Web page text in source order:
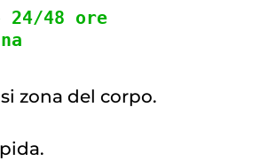
24/48 ore
zona del corpo.